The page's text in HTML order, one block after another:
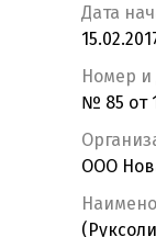
Дата
Номер и
№ 85 от
ООО